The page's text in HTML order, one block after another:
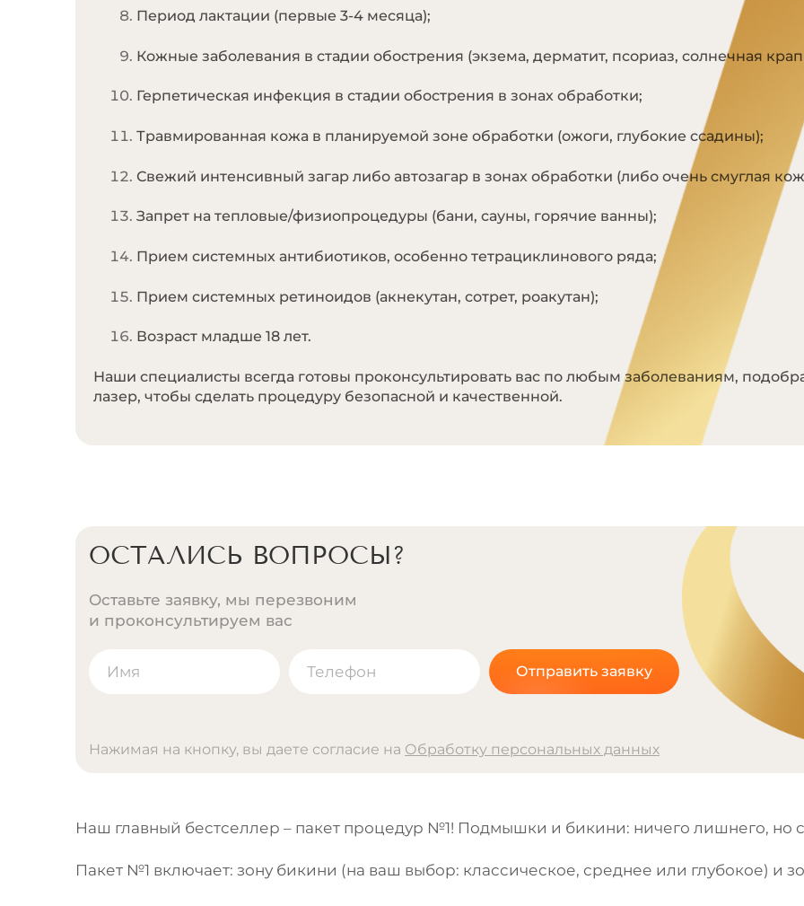
Период лактации (первые 3-4 месяца);
Кожные заболевания в стадии обострения (экзема, дерматит, псориаз, солнечная
Герпетическая инфекция в стадии обострения в зонах обработки;
Травмированная кожа в планируемой зоне обработки (ожоги, глубокие ссадины);
Свежий интенсивный загар либо автозагар в зонах обработки (либо очень смуглая
Запрет на тепловые/физиопроцедуры (бани, сауны, горячие ванны);
Прием системных антибиотиков, особенно тетрациклинового ряда;
Прием системных ретиноидов (акнекутан, сотрет, роакутан);
Возраст младше 18 лет.
Наши специалисты всегда готовы проконсультировать вас по любым заболеваниям,
лазер, чтобы сделать процедуру безопасной и качественной.
ОСТАЛИСЬ ВОПРОСЫ?
Оставьте заявку, мы перезвоним
и проконсультируем вас
Отправить заявку
Нажимая на кнопку, вы даете согласие на Обработку персональных данных
e
n
Наш главный бестселлер – пакет процедур №1! Подмышки и бикини: ничего лишнего, но
Пакет №1 включает: зону бикини (на ваш выбор: классическое, среднее или глубокое) и